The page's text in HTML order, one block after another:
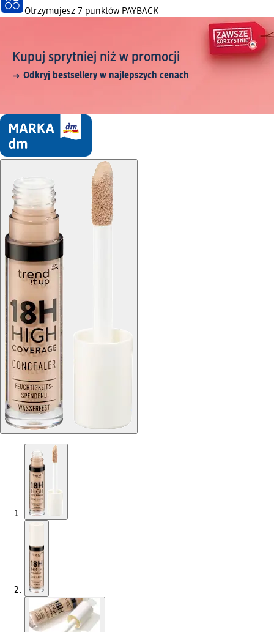
Otrzymujesz 7 punktów PAYBACK
Kupuj sprytniej niż w promocji
Odkryj bestsellery w najlepszych cenach